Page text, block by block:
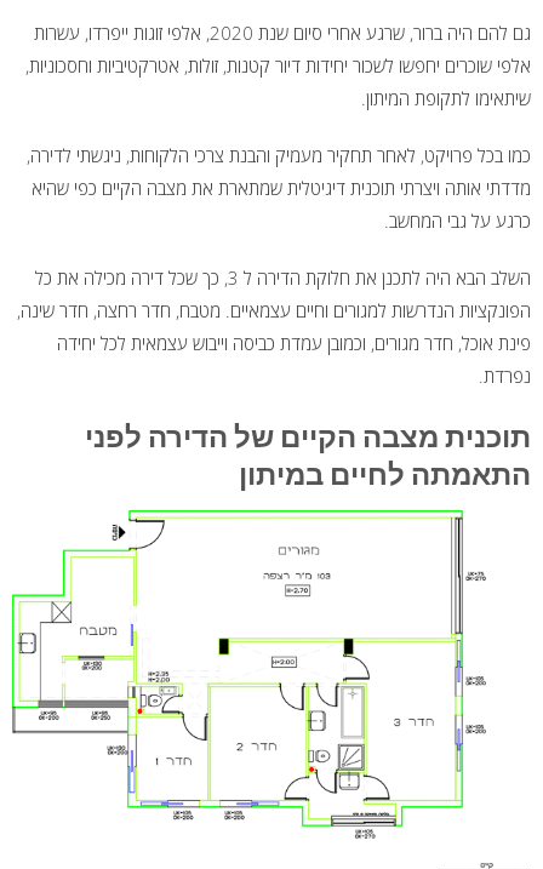
גם להם היה ברור, שרגע אחרי סיום שנת 2020, אלפי זוגות ייפרדו, עשרות
אלפי שוכרים יחפשו לשכור יחידות דיור קטנות, זולות, אטרקטיביות וחסכוניות,
שיתאימו לתקופת המיתון.
כמו בכל פרויקט, לאחר תחקיר מעמיק והבנת צרכי הלקוחות, ניגשתי לדירה,
מדדתי אותה ויצרתי תוכנית דיגיטלית שמתארת את מצבה הקיים כפי שהיא
כרגע על גבי המחשב.
השלב הבא היה לתכנן את חלוקת הדירה ל 3, כך שכל דירה מכילה את כל
הפונקציות הנדרשות למגורים וחיים עצמאיים. מטבח, חדר רחצה, חדר שינה,
פינת אוכל, חדר מגורים, וכמובן עמדת כביסה וייבוש עצמאית לכל יחידה
נפרדת.
תוכנית מצבה הקיים של הדירה לפני
התאמתה לחיים במיתון